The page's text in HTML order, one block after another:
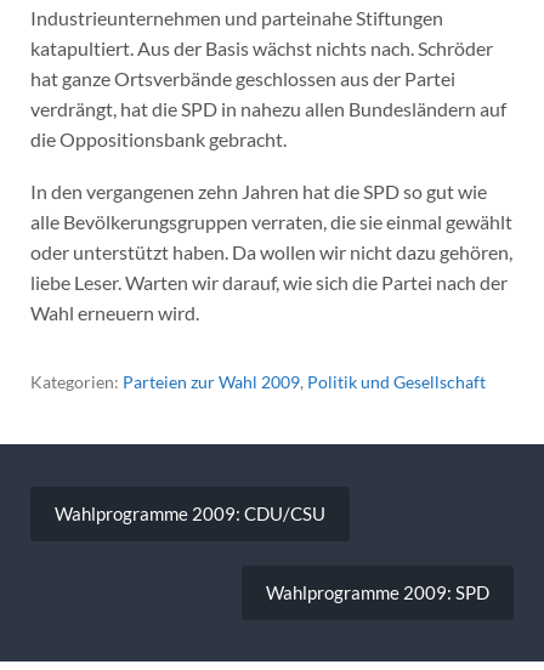
Industrieunternehmen und parteinahe Stiftungen
katapultiert. Aus der Basis wächst nichts nach. Schröder
hat ganze Ortsverbände geschlossen aus der Partei
verdrängt, hat die SPD in nahezu allen Bundesländern auf
die Oppositionsbank gebracht.
In den vergangenen zehn Jahren hat die SPD so gut wie
alle Bevölkerungsgruppen verraten, die sie einmal gewählt
oder unterstützt haben. Da wollen wir nicht dazu gehören,
liebe Leser. Warten wir darauf, wie sich die Partei nach der
Wahl erneuern wird.
Kategorien: Parteien zur Wahl 2009, Politik und Gesellschaft
Wahlprogramme 2009: CDU/CSU
Wahlprogramme 2009: SPD